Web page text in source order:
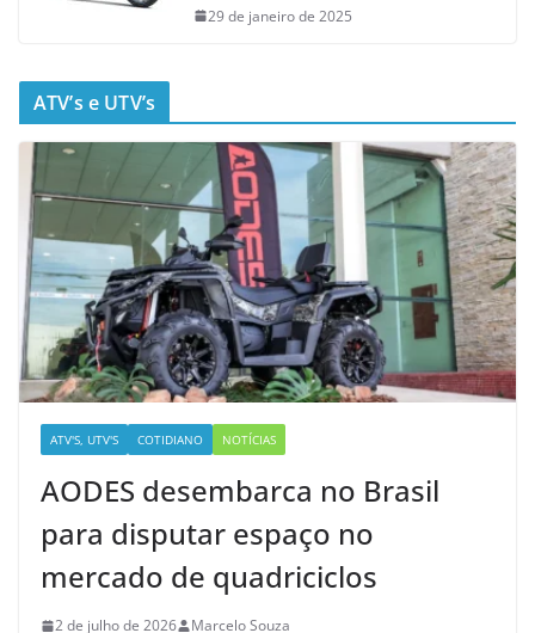
29 de janeiro de 2025
ATV’s e UTV’s
ATV'S, UTV'S COTIDIANO NOTÍCIAS
AODES desembarca no Brasil
para disputar espaço no
mercado de quadriciclos
2 de julho de 2026 Marcelo Souza